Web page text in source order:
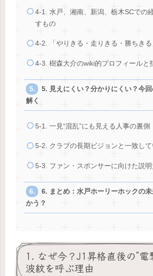
4-1. 水戸、湘南、新潟、栃木SCでの
すもの
4-2. 「やりきる・走りきる・勝ちき
4-3. 樹森大介のwiki的プロフィールと
5. 見えにくい？分かりにくい？今
解く
5-1. 一見“混乱”にも見える人事の裏側
5-2. クラブの長期ビジョンと一致して
5-3. ファン・スポンサーに向けた説
6. まとめ：水戸ホーリーホックの
かう？
1. なぜ今？J1昇格直後の“電
波紋を呼ぶ理由